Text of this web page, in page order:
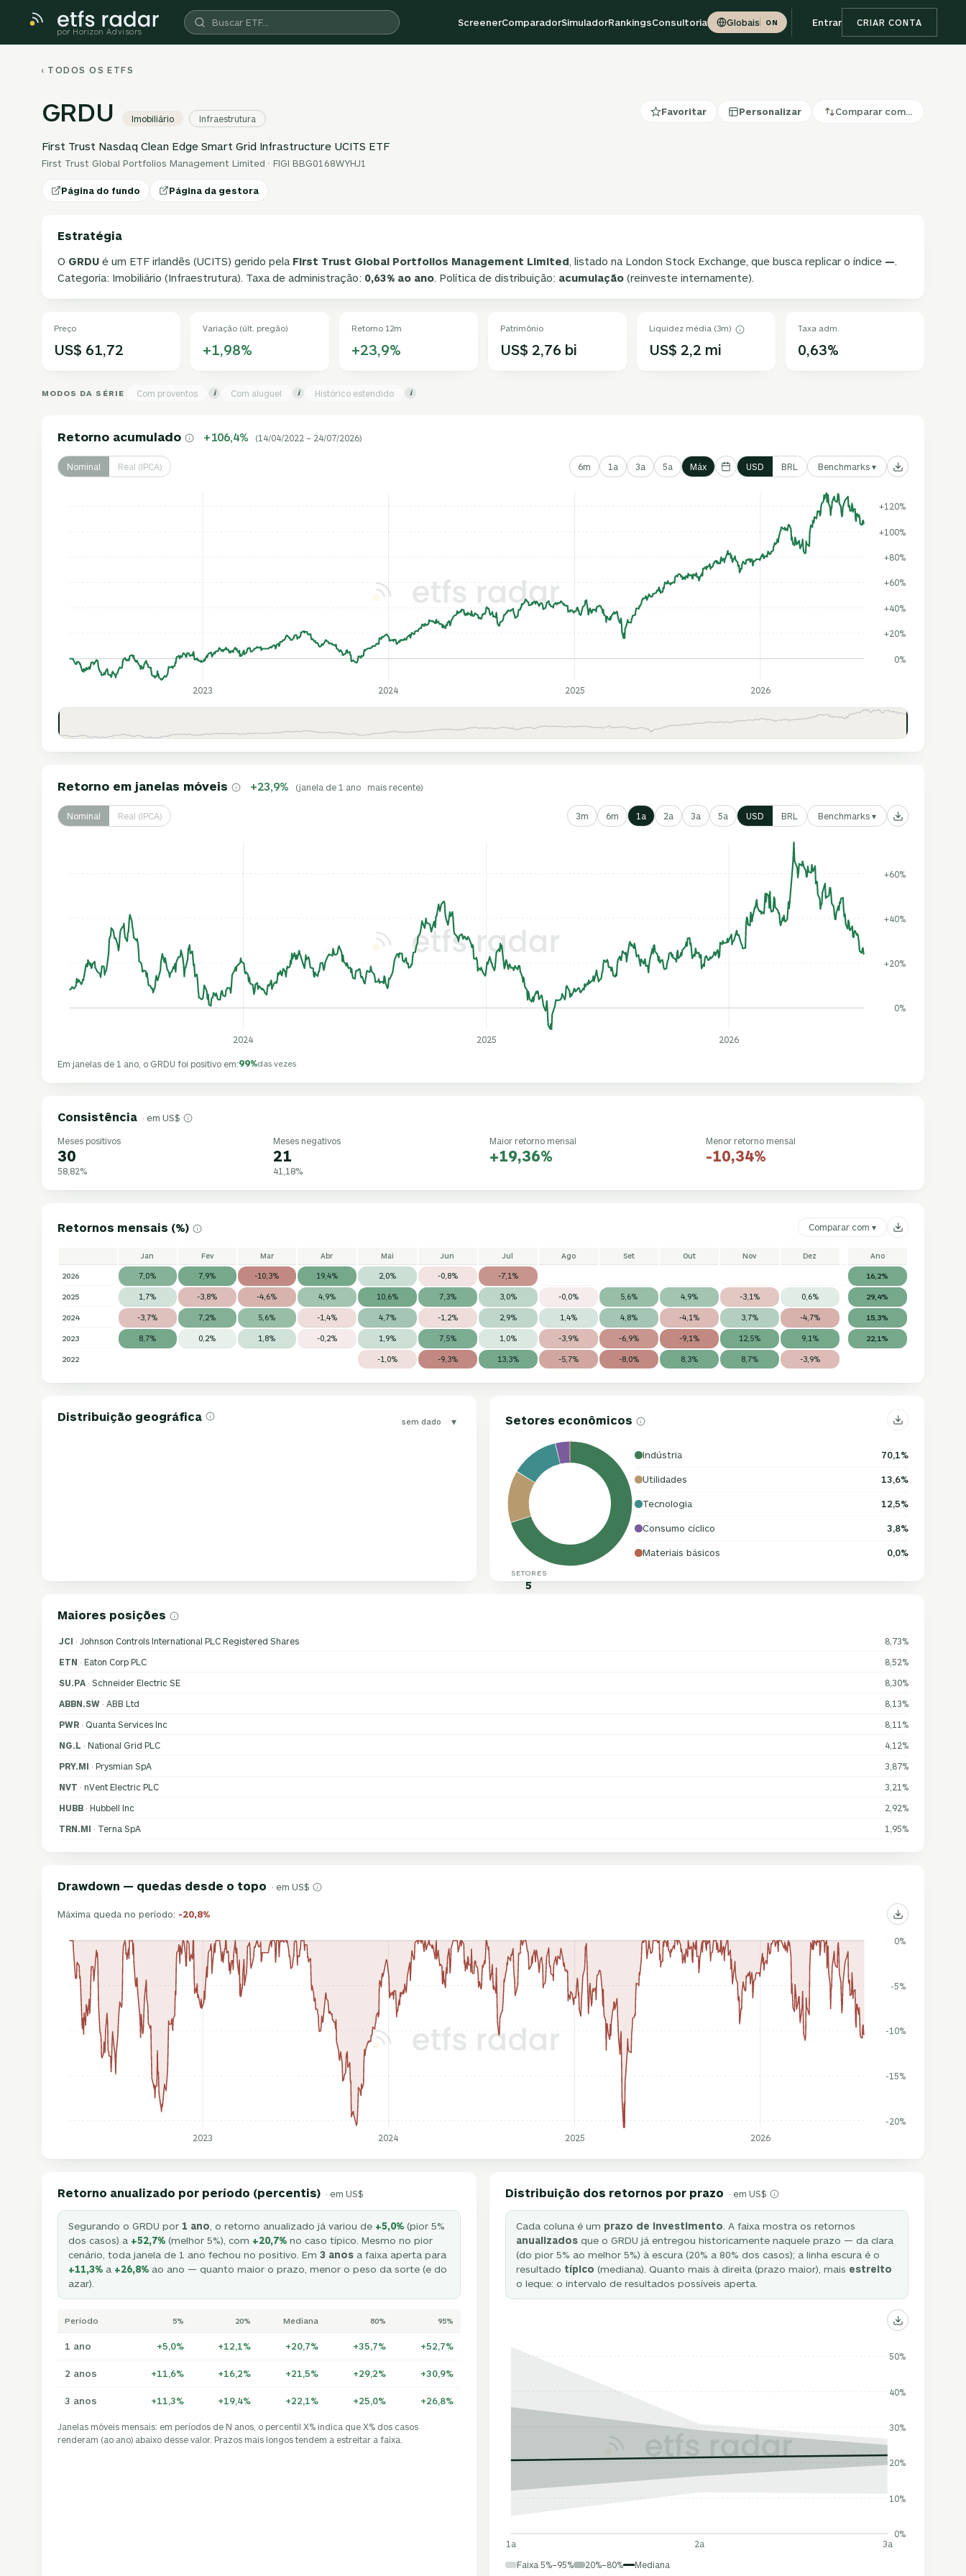
por Horizon Advisors
ScreenerComparadorSimuladorRankingsConsultoria Globais ON Entrar CRIAR CONTA
‹ TODOS OS ETFS
GRDU Imobiliário Infraestrutura
Favoritar Personalizar Comparar com…
First Trust Nasdaq Clean Edge Smart Grid Infrastructure UCITS ETF
First Trust Global Portfolios Management Limited · FIGI BBG0168WYHJ1
Página do fundo Página da gestora
Estratégia
O GRDUé um ETF irlandês (UCITS) gerido pela First Trust Global Portfolios Management Limited, listado na London Stock Exchange, que busca replicar o índice —.
Categoria: Imobiliário (Infraestrutura). Taxa de administração: 0,63% ao ano. Política de distribuição: acumulação(reinveste internamente).
Preço
US$ 61,72
Variação (últ. pregão)
+1,98%
Retorno 12m
+23,9%
Patrimônio
US$ 2,76 bi
Liquidez média (3m)
US$ 2,2 mi
Taxa adm.
0,63%
MODOS DA SÉRIE Com proventos i Com aluguel i Histórico estendido i
Retorno acumulado +106,4% (14/04/2022 – 24/07/2026)
Nominal Real (IPCA) 6m 1a 3a 5a Máx USD BRL Benchmarks ▾
0%
+20%
+40%
+60%
+80%
+100%
+120%
2023 2024 2025 2026
Retorno em janelas móveis +23,9% (janela de 1 ano · mais recente)
Nominal Real (IPCA) 3m 6m 1a 2a 3a 5a USD BRL Benchmarks ▾
0%
+20%
+40%
+60%
2024 2025 2026
Em janelas de 1 ano, o GRDU foi positivo em:99%das vezes
Consistência · em US$
Meses positivos
30
58,82%
Meses negativos
21
41,18%
Maior retorno mensal
+19,36%
Menor retorno mensal
-10,34%
Retornos mensais (%) Comparar com ▾
Jan Fev Mar Abr Mai Jun Jul Ago Set Out Nov Dez Ano
2026 7,0% 7,9% -10,3% 19,4% 2,0% -0,8% -7,1% 16,2%
2025 1,7% -3,8% -4,6% 4,9% 10,6% 7,3% 3,0% -0,0% 5,6% 4,9% -3,1% 0,6% 29,4%
2024 -3,7% 7,2% 5,6% -1,4% 4,7% -1,2% 2,9% 1,4% 4,8% -4,1% 3,7% -4,7% 15,3%
2023 8,7% 0,2% 1,8% -0,2% 1,9% 7,5% 1,0% -3,9% -6,9% -9,1% 12,5% 9,1% 22,1%
2022 -1,0% -9,3% 13,3% -5,7% -8,0% 8,3% 8,7% -3,9%
Distribuição geográfica sem dado ▾ Setores econômicos
SETORES
5
Indústria 70,1%
Utilidades 13,6%
Tecnologia 12,5%
Consumo cíclico 3,8%
Materiais básicos 0,0%
Maiores posições
JCI · Johnson Controls International PLC Registered Shares 8,73%
ETN · Eaton Corp PLC 8,52%
SU.PA· Schneider Electric SE 8,30%
ABBN.SW· ABB Ltd 8,13%
PWR· Quanta Services Inc 8,11%
NG.L · National Grid PLC 4,12%
PRY.MI · Prysmian SpA 3,87%
NVT · nVent Electric PLC 3,21%
HUBB· Hubbell Inc 2,92%
TRN.MI · Terna SpA 1,95%
Drawdown — quedas desde o topo · em US$
Máxima queda no período: -20,8%
-20%
-15%
-10%
-5%
0%
2023 2024 2025 2026
Retorno anualizado por período (percentis) · em US$
Segurando o GRDU por 1 ano , o retorno anualizado já variou de +5,0%(pior 5%
dos casos) a +52,7%(melhor 5%), com +20,7%no caso típico. Mesmo no pior
cenário, toda janela de 1 ano fechou no positivo. Em 3 anosa faixa aperta para
+11,3%a +26,8%ao ano — quanto maior o prazo, menor o peso da sorte (e do
azar).
Período 5% 20% Mediana 80% 95%
1 ano +5,0% +12,1% +20,7% +35,7% +52,7%
2 anos +11,6% +16,2% +21,5% +29,2% +30,9%
3 anos +11,3% +19,4% +22,1% +25,0% +26,8%
Janelas móveis mensais: em períodos de N anos, o percentil X% indica que X% dos casos
renderam (ao ano) abaixo desse valor. Prazos mais longos tendem a estreitar a faixa.
Distribuição dos retornos por prazo · em US$
Cada coluna é um prazo de investimento . A faixa mostra os retornos
anualizadosque o GRDU já entregou historicamente naquele prazo — da clara
(do pior 5% ao melhor 5%) à escura (20% a 80% dos casos); a linha escura é o
resultado típico (mediana). Quanto mais à direita (prazo maior), mais estreito
o leque: o intervalo de resultados possíveis aperta.
0%
10%
20%
30%
40%
50%
1a 2a 3a
Faixa 5%–95% 20%–80% Mediana